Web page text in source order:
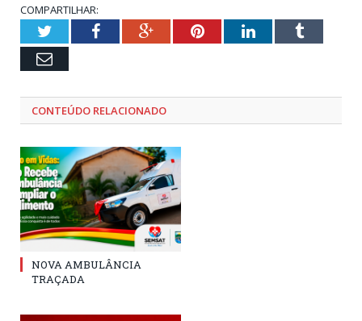
COMPARTILHAR:
TwitterFacebookGoogle+PinterestLinkedInTumblr
Email
CONTEÚDO RELACIONADO
NOVA AMBULÂNCIA
TRAÇADA